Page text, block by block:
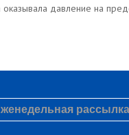
давление на